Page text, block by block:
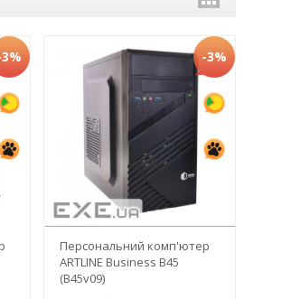
-3%
Персональний комп'ютер
ARTLINE Business B45
(B45v09)